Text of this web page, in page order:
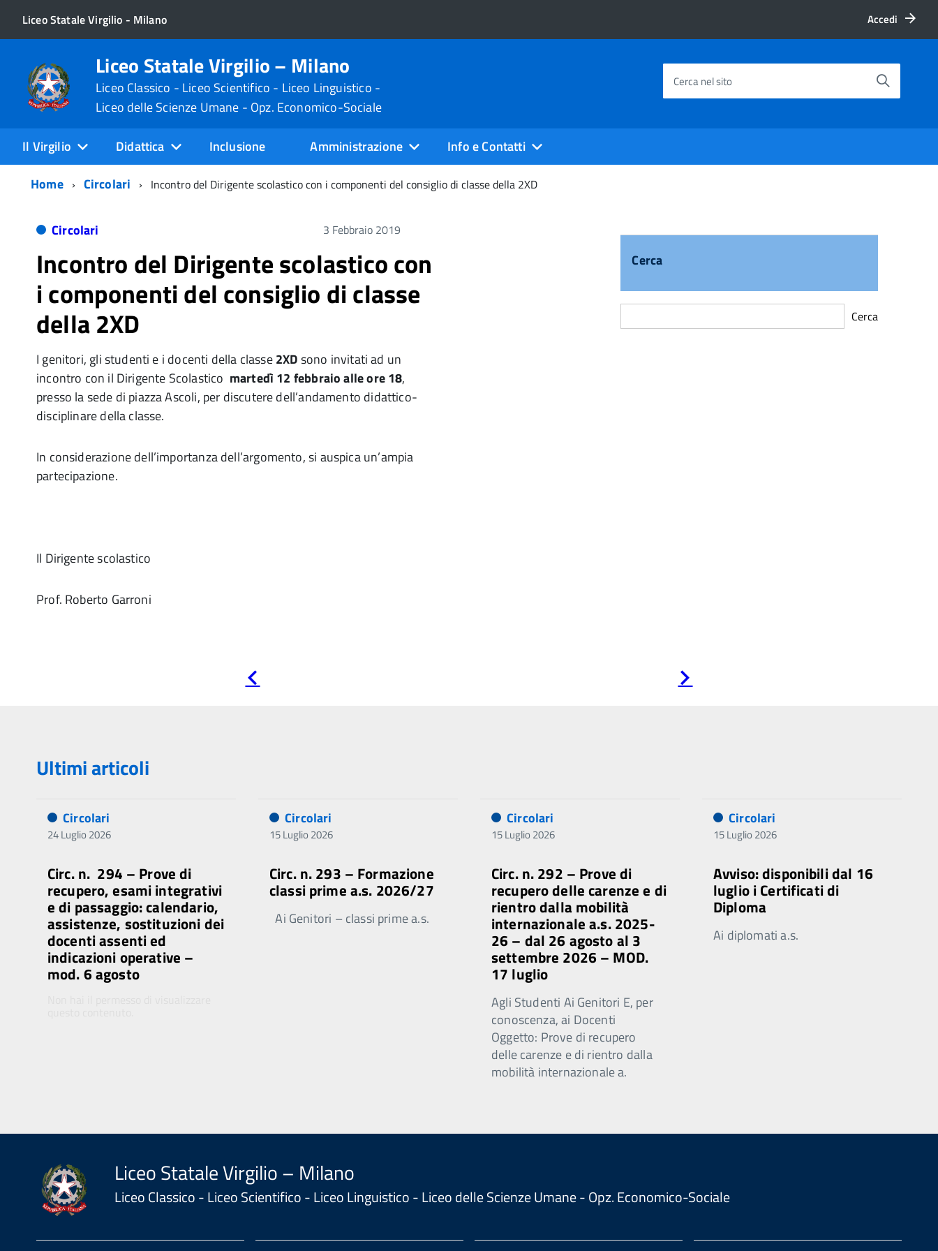
Liceo Statale Virgilio - Milano Accedi
Liceo Statale Virgilio – Milano
Liceo Classico - Liceo Scientifico - Liceo Linguistico -
Liceo delle Scienze Umane - Opz. Economico-Sociale
Cerca nel sito
Il Virgilio Didattica Inclusione Amministrazione
Info e Contatti
Home
Circolari Incontro del Dirigente scolastico con i componenti del consiglio di classe della 2XD
Circolari 3 Febbraio 2019
Incontro del Dirigente scolastico con
i componenti del consiglio di classe
della 2XD
I genitori, gli studenti e i docenti della classe2XDsono invitati ad un
incontro con il Dirigente Scolastico martedì 12 febbraio alle ore 18,
presso la sede di piazza Ascoli, per discutere dell’andamento didattico-
disciplinare della classe.
In considerazione dell’importanza dell’argomento, si auspica un’ampia
partecipazione.
Il Dirigente scolastico
Prof. Roberto Garroni
Cerca
Cerca
precedente successiva
Ultimi articoli
Circolari
24 Luglio 2026
Circ. n. 294 – Prove di
recupero, esami integrativi
e di passaggio: calendario,
assistenze, sostituzioni dei
docenti assenti ed
indicazioni operative –
mod. 6 agosto
Circolari
15 Luglio 2026
Circ. n. 293 – Formazione
classi prime a.s. 2026/27
Ai Genitori – classi prime a.s.
Circolari
15 Luglio 2026
Circ. n. 292 – Prove di
recupero delle carenze e di
rientro dalla mobilità
internazionale a.s. 2025-
26 – dal 26 agosto al 3
settembre 2026 – MOD.
17 luglio
Agli Studenti Ai Genitori E, per
conoscenza, ai Docenti
Oggetto: Prove di recupero
delle carenze e di rientro dalla
mobilità internazionale a.
Circolari
15 Luglio 2026
Avviso: disponibili dal 16
luglio i Certificati di
Diploma
Ai diplomati a.s.
Liceo Statale Virgilio – Milano
Liceo Classico - Liceo Scientifico - Liceo Linguistico - Liceo delle Scienze Umane - Opz. Economico-Sociale